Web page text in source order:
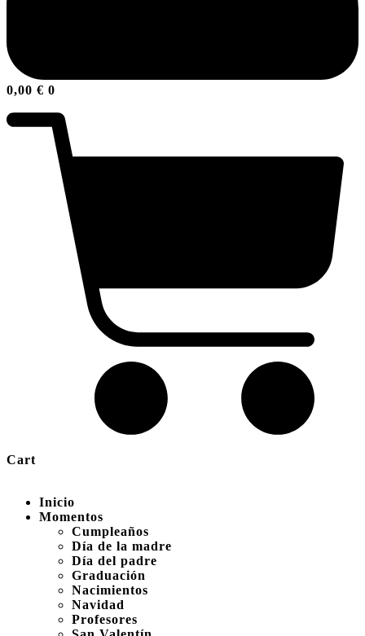
0,00 € 0
Cart
Inicio
Momentos
Cumpleaños
Día de la madre
Día del padre
Graduación
Nacimientos
Navidad
Profesores